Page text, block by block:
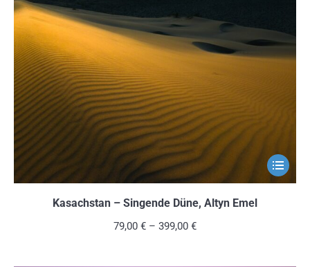
Optionen
können
Dieses
Produkt
Kasachstan – Singende Düne, Altyn Emel
79,00 € – 399,00 €